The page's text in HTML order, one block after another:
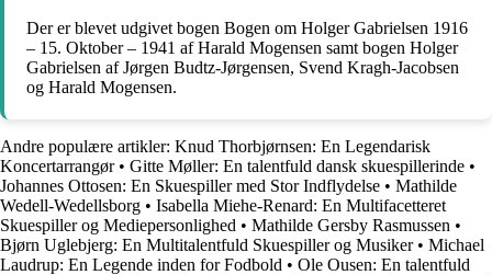
Der er blevet udgivet bogen Bogen om Holger Gabrielsen 1916
– 15. Oktober – 1941 af Harald Mogensen samt bogen Holger
Gabrielsen af Jørgen Budtz-Jørgensen, Svend Kragh-Jacobsen
og Harald Mogensen.
Andre populære artikler: Knud Thorbjørnsen: En Legendarisk
Koncertarrangør• Gitte Møller: En talentfuld dansk skuespillerinde •
Johannes Ottosen: En Skuespiller med Stor Indflydelse • Mathilde
Wedell-Wedellsborg • Isabella Miehe-Renard: En Multifacetteret
Skuespiller og Mediepersonlighed • Mathilde Gersby Rasmussen •
Bjørn Uglebjerg: En Multitalentfuld Skuespiller og Musiker• Michael
Laudrup: En Legende inden for Fodbold • Ole Ousen: En talentfuld